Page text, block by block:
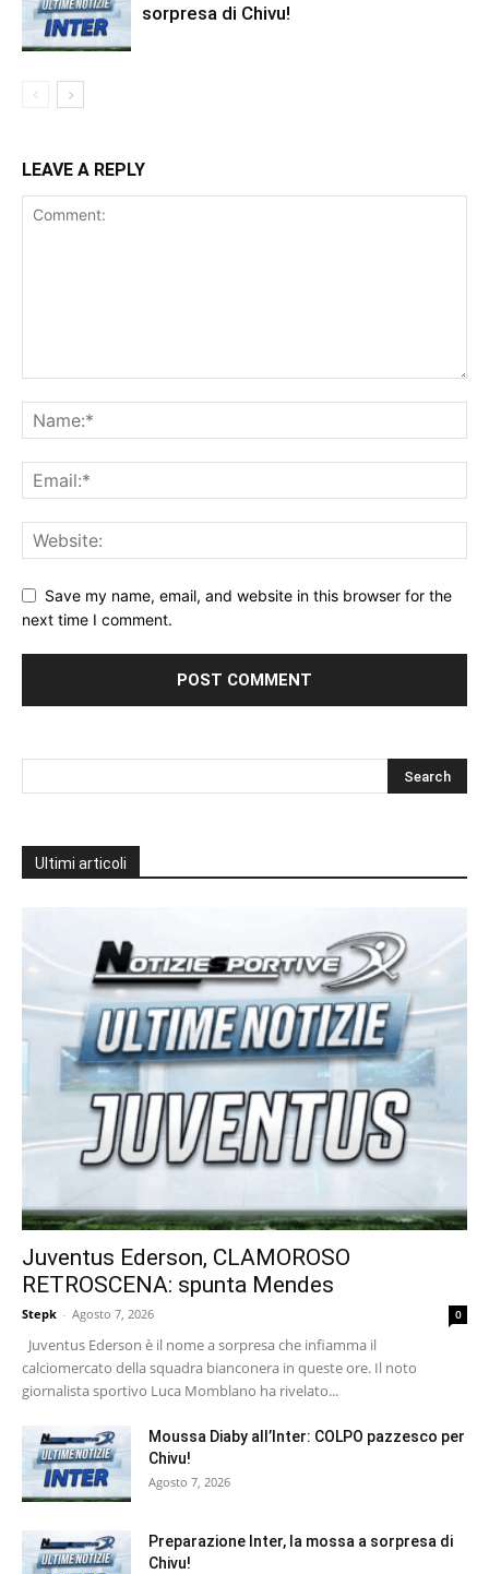
sorpresa di Chivu!
LEAVE A REPLY
Save my name, email, and website in this browser for the
next time I comment.
Ultimi articoli
Juventus Ederson, CLAMOROSO
RETROSCENA: spunta Mendes
Stepk - Agosto 7, 2026 0
Juventus Ederson è il nome a sorpresa che infiamma il
calciomercato della squadra bianconera in queste ore. Il noto
giornalista sportivo Luca Momblano ha rivelato...
Moussa Diaby all’Inter: COLPO pazzesco per
Chivu!
Agosto 7, 2026
Preparazione Inter, la mossa a sorpresa di
Chivu!